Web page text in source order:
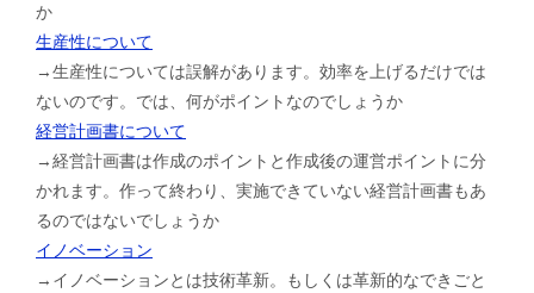
か
生産性について
→生産性については誤解があります。効率を上げるだけでは
ないのです。では、何がポイントなのでしょうか
経営計画書について
→経営計画書は作成のポイントと作成後の運営ポイントに分
かれます。作って終わり、実施できていない経営計画書もあ
るのではないでしょうか
イノベーション
→イノベーションとは技術革新。もしくは革新的なできごと